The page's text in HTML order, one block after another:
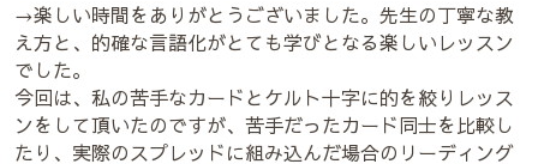
→楽しい時間をありがとうございました。先生の丁寧な教
え方と、的確な言語化がとても学びとなる楽しいレッスン
でした。
今回は、私の苦手なカードとケルト十字に的を絞りレッス
ンをして頂いたのですが、苦手だったカード同士を比較し
たり、実際のスプレッドに組み込んだ場合のリーディング